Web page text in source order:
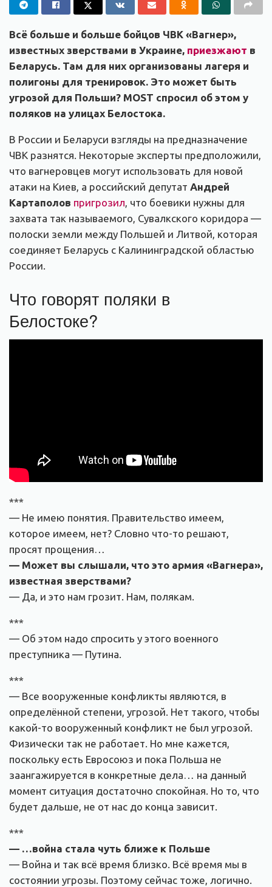
Всё больше и больше бойцов ЧВК «Вагнер»,
известных зверствами в Украине, приезжают в
Беларусь. Там для них организованы лагеря и
полигоны для тренировок. Это может быть
угрозой для Польши? MOST cпросил об этом у
поляков на улицах Белостока.
В России и Беларуси взгляды на предназначение
ЧВК разнятся. Некоторые эксперты предположили,
что вагнеровцев могут использовать для новой
атаки на Киев, а российский депутат Андрей
Картаполов пригрозил, что боевики нужны для
захвата так называемого, Сувалкского коридора —
полоски земли между Польшей и Литвой, которая
соединяет Беларусь с Калининградской областью
России.
Что говорят поляки в
Белостоке?
***
— Не имею понятия. Правительство имеем,
которое имеем, нет? Словно что-то решают,
просят прощения…
— Может вы слышали, что это армия «Вагнера»,
известная зверствами?
— Да, и это нам грозит. Нам, полякам.
***
— Об этом надо спросить у этого военного
преступника — Путина.
***
— Все вооруженные конфликты являются, в
определённой степени, угрозой. Нет такого, чтобы
какой-то вооруженный конфликт не был угрозой.
Физически так не работает. Но мне кажется,
поскольку есть Евросоюз и пока Польша не
заангажируется в конкретные дела… на данный
момент ситуация достаточно спокойная. Но то, что
будет дальше, не от нас до конца зависит.
***
— …война стала чуть ближе к Польше
— Война и так всё время близко. Всё время мы в
состоянии угрозы. Поэтому сейчас тоже, логично.